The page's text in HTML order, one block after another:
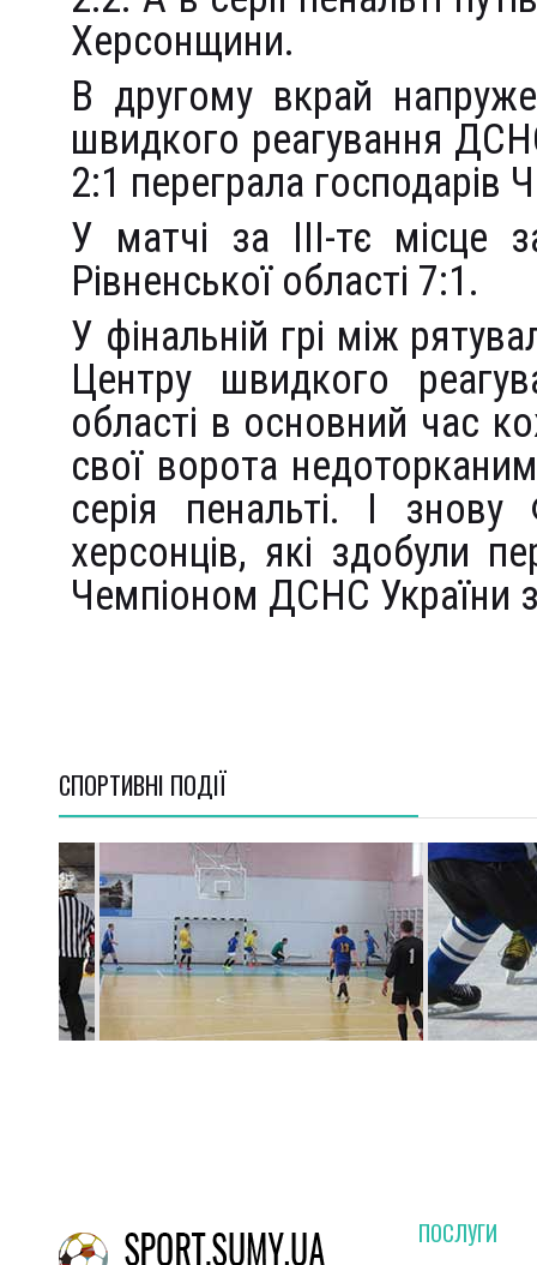
Херсонщини.
В другому вкрай
швидкого реагування
2:1 переграла господарів
У матчі за ІІІ-тє місце
Рівненської області 7:1.
У фінальній грі між
Центру швидкого
області в основний час
свої ворота
серія пенальті. І
херсонців, які здобули
Чемпіоном ДСНС України
СПОРТИВНI ПОДІЇ
ПОСЛУГИ